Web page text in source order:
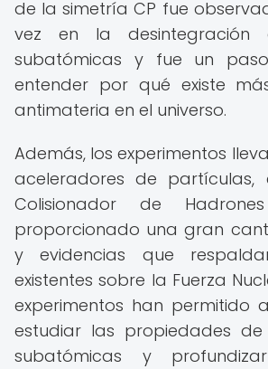
de la simetría CP fue
vez en la desintegración
subatómicas y fue un
entender por qué existe
antimateria en el universo.
Además, los experimentos
aceleradores de partículas,
Colisionador de
proporcionado una gran
y evidencias que
existentes sobre la Fuerza
experimentos han permitido
estudiar las propiedades
subatómicas y